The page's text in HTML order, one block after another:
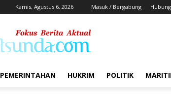
Kamis, Agustus 6, 2026 Masuk / Bergabung
PEMERINTAHAN HUKRIM POLITIK